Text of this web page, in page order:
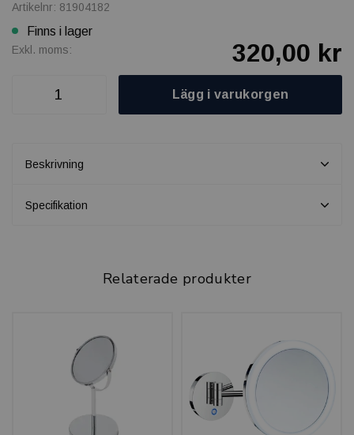
Artikelnr: 81904182
Finns i lager
Exkl. moms: 320,00 kr
Lägg i varukorgen
Beskrivning
Specifikation
Relaterade produkter